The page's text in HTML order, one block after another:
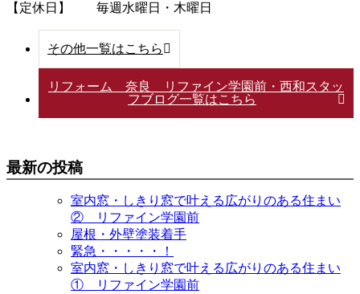
【定休日】 毎週水曜日・木曜日
その他一覧はこちら
リフォーム 奈良 リファイン学園前・西和スタッ
フブログ一覧はこちら
最新の投稿
室内窓・しきり窓で叶える広がりのある住まい
② リファイン学園前
屋根・外壁塗装着手
緊急・・・・・！
室内窓・しきり窓で叶える広がりのある住まい
① リファイン学園前